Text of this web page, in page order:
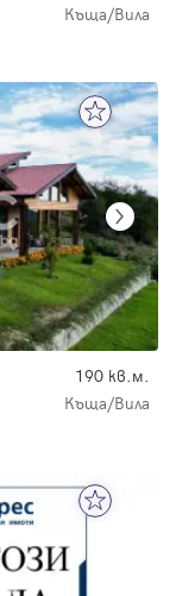
Къща/Вила
190 кв.м.
Къща/Вила